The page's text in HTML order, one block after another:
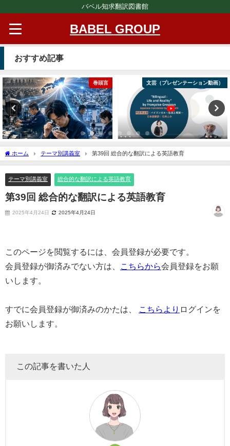
バベル知求翻訳図書館
BABEL GROUP
おすすめ記事
巻頭言 文芸（プレゼンテーション動画）
ホーム テーマ別講義室 第39回 総合的な翻訳による英語教育
テーマ別講義室 総合的な翻訳による英語教育
第39回 総合的な翻訳による英語教育
2025年4月24日 2025年4月24日
このページを閲覧するには、会員登録が必要です。
会員登録が御済みでない方は、
こちらから会員登録をお願
いします。
すでに会員登録が御済みのかたは、 こちらより ログインを
お願いします。
この記事を書いた人